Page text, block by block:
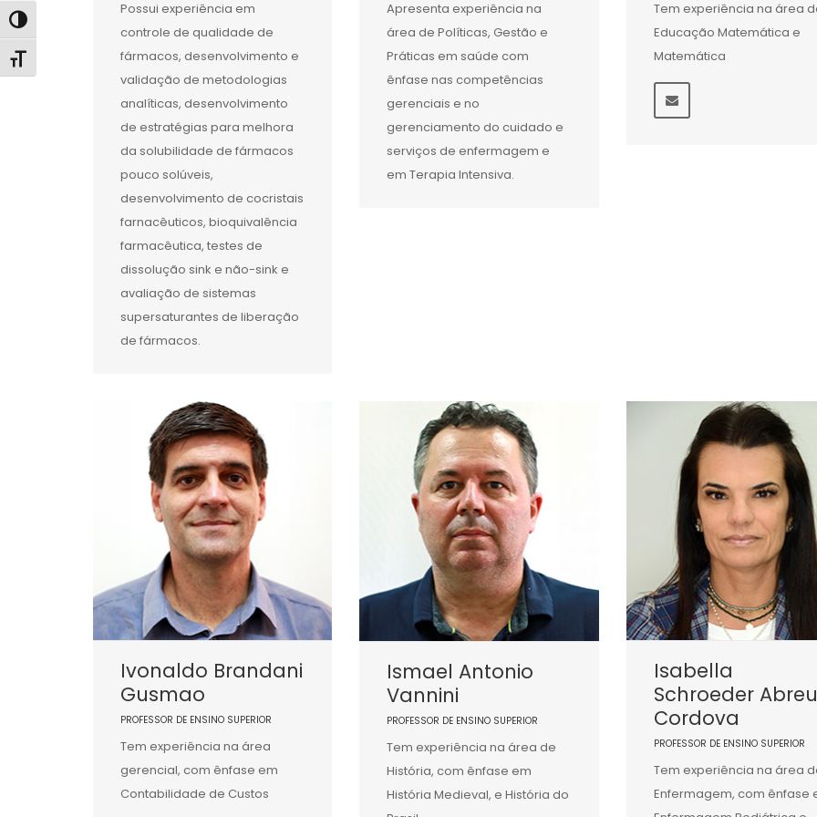
Alternar alto contraste
Alternar tamanho da fonte
Possui experiência em
controle de qualidade de
fármacos, desenvolvimento e
validação de metodologias
analíticas, desenvolvimento
de estratégias para melhora
da solubilidade de fármacos
pouco solúveis,
desenvolvimento de cocristais
farnacêuticos, bioquivalência
farmacêutica, testes de
dissolução sink e não-sink e
avaliação de sistemas
supersaturantes de liberação
de fármacos.
Apresenta experiência na
área de Políticas, Gestão e
Práticas em saúde com
ênfase nas competências
gerenciais e no
gerenciamento do cuidado e
serviços de enfermagem e
em Terapia Intensiva.
Tem experiência na área
Educação Matemática e
Matemática
Ivonaldo Brandani
Gusmao
PROFESSOR DE ENSINO SUPERIOR
Tem experiência na área
gerencial, com ênfase em
Contabilidade de Custos
Ismael Antonio
Vannini
PROFESSOR DE ENSINO SUPERIOR
Tem experiência na área de
História, com ênfase em
História Medieval, e História do
Isabella
Schroeder Abreu
Cordova
PROFESSOR DE ENSINO SUPERIOR
Tem experiência na área
Enfermagem, com ênfase